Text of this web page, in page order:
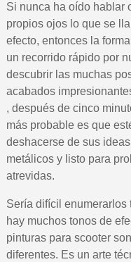
Si nunca ha oído hablar
propios ojos lo que se
efecto, entonces la
un recorrido rápido por
descubrir las muchas
acabados
, después de cinco
más probable es que
deshacerse de sus
metálicos y listo para
atrevidas.
Sería difícil enumerarlos
hay muchos tonos de
pinturas para scooter
diferentes. Es un arte